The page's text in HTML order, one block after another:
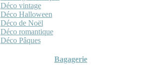
Déco vintage
Déco Halloween
Déco de Noël
Déco romantique
Déco Pâques
Bagagerie